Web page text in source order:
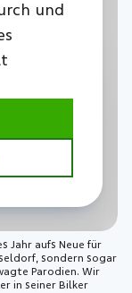
und
Jahr aufs Neue für
sondern sogar
Parodien. Wir
in seiner Bilker